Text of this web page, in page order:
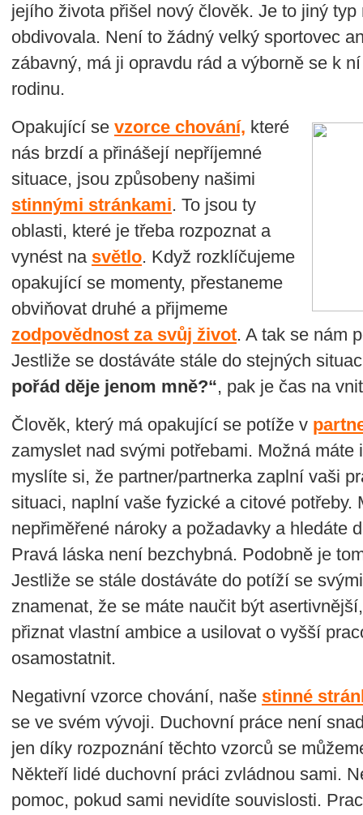
jejího života přišel nový člověk. Je to jiný
obdivovala. Není to žádný velký sportovec
zábavný, má ji opravdu rád a výborně se k
rodinu.
Opakující se vzorce chování, které
nás brzdí a přinášejí nepříjemné
situace, jsou způsobeny našimi
stinnými stránkami. To jsou ty
oblasti, které je třeba rozpoznat a
vynést na světlo. Když rozklíčujeme
opakující se momenty, přestaneme
obviňovat druhé a přijmeme
zodpovědnost za svůj život. A tak se nám
Jestliže se dostáváte stále do stejných
pořád děje jenom mně?“, pak je čas na
Člověk, který má opakující se potíže v
zamyslet nad svými potřebami. Možná máte
myslíte si, že partner/partnerka zaplní vaši
situaci, naplní vaše fyzické a citové potřeby.
nepřiměřené nároky a požadavky a hledáte
Pravá láska není bezchybná. Podobně je
Jestliže se stále dostáváte do potíží se
znamenat, že se máte naučit být
přiznat vlastní ambice a usilovat o vyšší
osamostatnit.
Negativní vzorce chování, naše stinné
se ve svém vývoji. Duchovní práce není
jen díky rozpoznání těchto vzorců se
Někteří lidé duchovní práci zvládnou sami.
pomoc, pokud sami nevidíte souvislosti.